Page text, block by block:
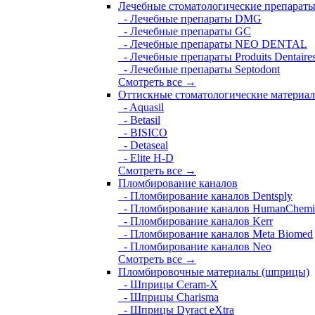
Лечебные стоматологические препараты
- Лечебные препараты DMG
- Лечебные препараты GC
- Лечебные препараты NEO DENTAL
- Лечебные препараты Produits
- Лечебные препараты Septodont
Смотреть все →
Оттискные стоматологические
- Aquasil
- Betasil
- BISICO
- Detaseal
- Elite H-D
Смотреть все →
Пломбирование каналов
- Пломбирование каналов Dentsply
- Пломбирование каналов
- Пломбирование каналов Kerr
- Пломбирование каналов Meta Biomed
- Пломбирование каналов Neo
Смотреть все →
Пломбировочные материалы (шприцы)
- Шприцы Ceram-X
- Шприцы Charisma
- Шприцы Dyract eXtra